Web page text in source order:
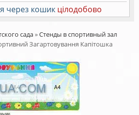
через кошик цілодобово
сада»Стенды в спортивный зал
Загартовування Капітошка